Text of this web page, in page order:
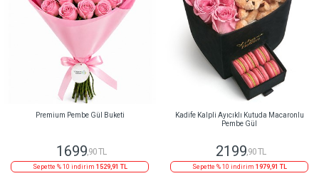
Premium Pembe Gül Buketi
1699,90 TL
Sepette % 10 indirim 1529,91 TL
Kadife Kalpli Ayıcıklı Kutuda Macaronlu
Pembe Gül
2199,90 TL
Sepette % 10 indirim 1979,91 TL